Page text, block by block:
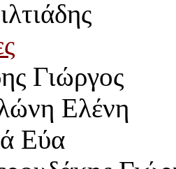
Γιώργος
Ελένη
Εύα